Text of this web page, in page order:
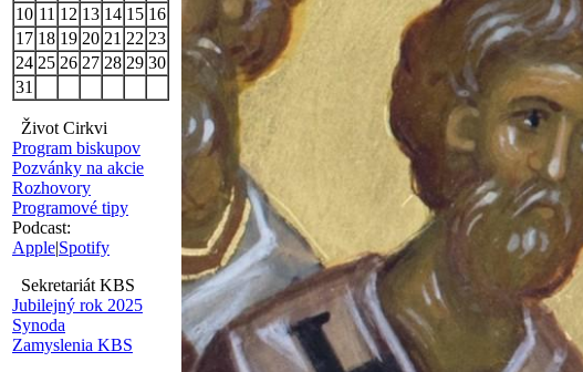
10 11 12 13 14 15 16
17 18 19 20 21 22 23
24 25 26 27 28 29 30
31
Život Cirkvi
Program biskupov
Pozvánky na akcie
Rozhovory
Programové tipy
Podcast:
Apple|Spotify
Sekretariát KBS
Jubilejný rok 2025
Synoda
Zamyslenia KBS